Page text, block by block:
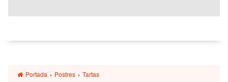
Portada › Postres › Tartas